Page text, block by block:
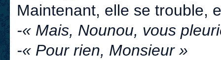
Maintenant, elle se trouble,
-« Mais, Nounou, vous
-« Pour rien, Monsieur »